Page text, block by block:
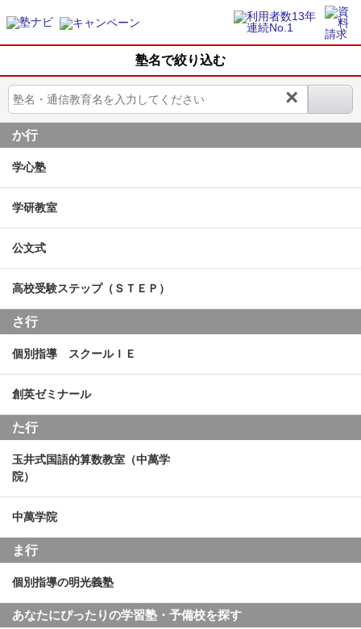
塾名で絞り込む
×
か行
学心塾
学研教室
公文式
高校受験ステップ（ＳＴＥＰ）
さ行
個別指導 スクールＩＥ
創英ゼミナール
た行
玉井式国語的算数教室（中萬学
院）
中萬学院
ま行
個別指導の明光義塾
あなたにぴったりの学習塾・予備校を探す